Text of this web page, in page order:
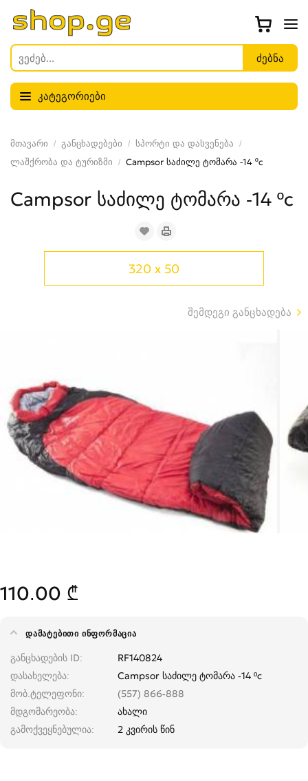
კატეგორიები
მთავარი განცხადებები
სპორტი და დასვენება
ლაშქრობა და ტურიზმი
Campsor საძილე ტომარა -14 ºc
Campsor საძილე ტომარა -14 ºc
320 x 50
შემდეგი განცხადება
110.00 ₾
ᲓᲐᲛᲐᲢᲔᲑᲘᲗᲘ ᲘᲜᲤᲝᲠᲛᲐᲪᲘᲐ
განცხადების ID
RF140824
დასახელება
Campsor საძილე ტომარა -14 ºc
მობ.ტელეფონი
(557) 866-888
მდგომარეობა
ახალი
გამოქვეყნებულია
2 კვირის წინ